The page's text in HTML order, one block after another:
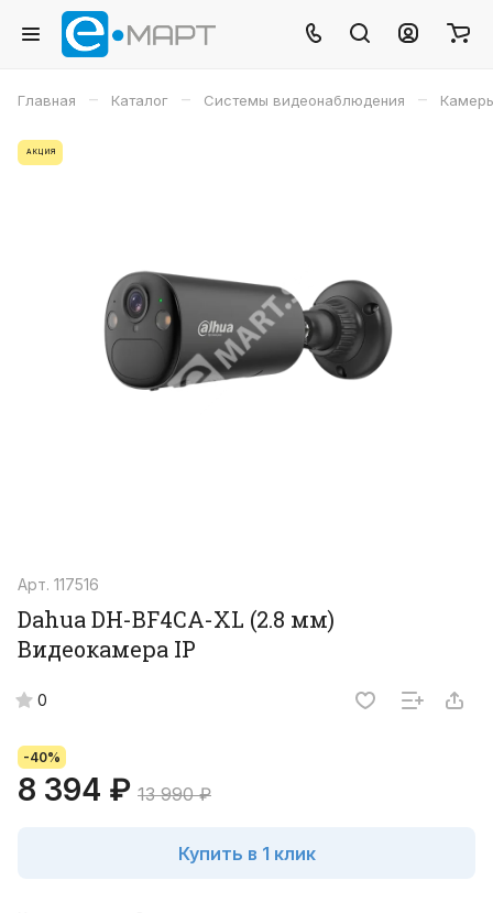
Главная – Каталог – Системы видеонаблюдения –
АКЦИЯ
Арт. 117516
Dahua DH-BF4CA-XL (2.8 мм)
Видеокамера IP
0
-40%
8 394 ₽ 13 990 ₽
Купить в 1 клик